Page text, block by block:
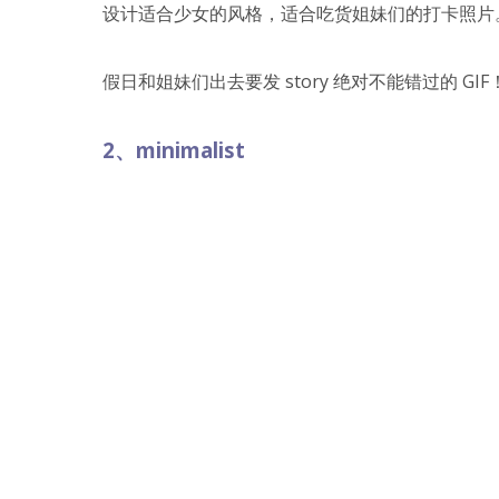
设计适合少女的风格，适合吃货姐妹们的打卡照片
假日和姐妹们出去要发 story 绝对不能错过的 GIF
2、minimalist